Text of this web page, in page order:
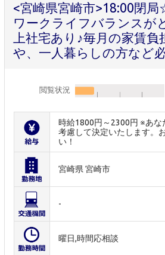
<宮崎県宮崎市>18:00閉
ワークライフバランスが
上社宅あり♪毎月の家賃
や、一人暮らしの方など必
閲覧状況
時給1800円～2300円 ※あな
考慮して決定いたします。
い！
宮崎県 宮崎市
-
曜日,時間応相談